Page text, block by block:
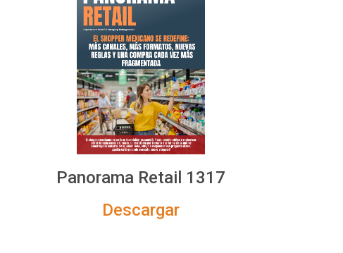
Panorama Retail 1317
Descargar